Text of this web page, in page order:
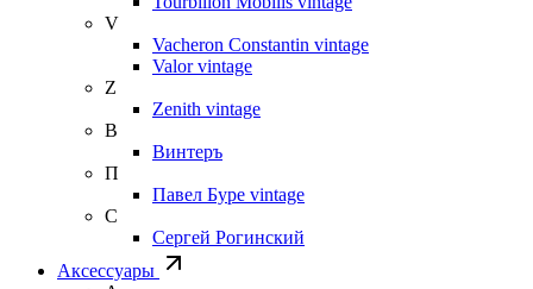
V
Vacheron Constantin vintage
Valor vintage
Z
Zenith vintage
В
Винтеръ
П
Павел Буре vintage
С
Сергей Рогинский
Аксессуары